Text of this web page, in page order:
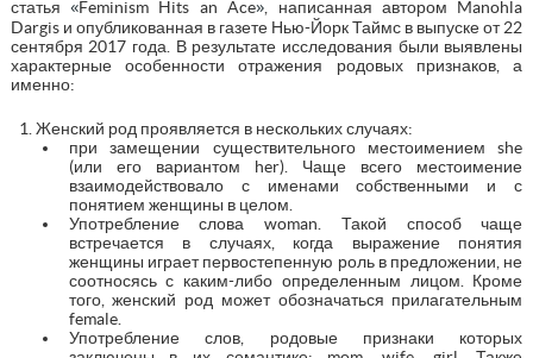
статья«Feminism Hits an Ace» , написанная автором Manohla
Dargis и опубликованная в газете Нью-Йорк Таймс в выпуске от 22
сентября 2017 года. В результате исследования были выявлены
характерные особенности отражения родовых признаков, а
именно:
Женский род проявляется в нескольких случаях:
при замещении существительного местоимением she
(или его вариантом her). Чаще всего местоимение
взаимодействовало с именами собственными и с
понятием женщины в целом.
Употребление слова woman. Такой способ чаще
встречается в случаях, когда выражение понятия
женщины играет первостепенную роль в предложении, не
соотносясь с каким-либо определенным лицом. Кроме
того, женский род может обозначаться прилагательным
female.
Употребление слов, родовые признаки которых